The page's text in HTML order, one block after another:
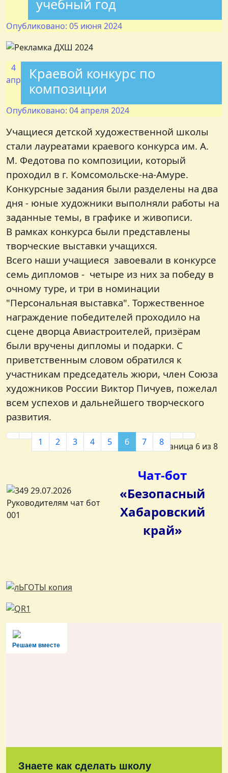
учебный год
Опубликовано: 05 июня 2024
4
апр
Краевой конкурс по
композиции
Опубликовано: 04 апреля 2024
Учащиеся детской художественной школы
стали лауреатами краевого конкурса им. А.
М. Федотова по композиции, который
проходил в г. Комсомольске-на-Амуре.
Конкурсные задания были разделены на два
дня - юные художники выполняли работы на
заданные темы, в графике и живописи.
В рамках конкурса были представлены
творческие выставки учащихся.
Всего наши учащиеся завоевали в конкурсе
семь дипломов - четыре из них за победу в
очному туре, и три в номинации
"Персональная выставка". Торжественное
награждение победителей проходило на
сцене дворца Авиастроителей, призёрам
были вручены дипломы и подарки. С
приветственным словом обратился к
участникам председатель жюри, член Союза
художников России Виктор Пичуев, пожелал
всем успехов и дальнейшего творческого
развития.
Страница 6 из 8
1 2 3 4 5 6 7 8
Чат-бот
«Безопасный
Хабаровский
край»
Решаем вместе
Знаете как сделать школу